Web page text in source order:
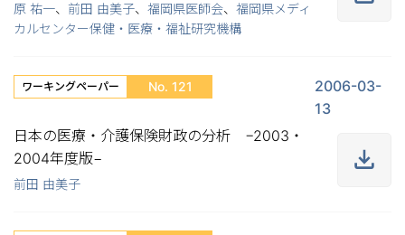
原 祐一、 前田 由美子、 福岡県医師会、 福岡県メディ
カルセンター保健・医療・福祉研究機構
ワーキングペーパー No. 121
2006-03-
13
日本の医療・介護保険財政の分析 −2003・
2004年度版−
前田 由美子